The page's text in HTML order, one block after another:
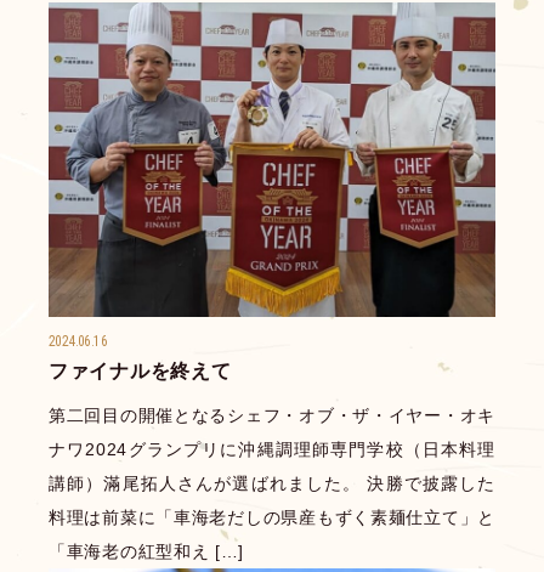
2024.06.16
ファイナルを終えて
第二回目の開催となるシェフ・オブ・ザ・イヤー・オキ
ナワ2024グランプリに沖縄調理師専門学校（日本料理
講師）滿尾拓人さんが選ばれました。 決勝で披露した
料理は前菜に「車海老だしの県産もずく素麺仕立て」と
「車海老の紅型和え […]